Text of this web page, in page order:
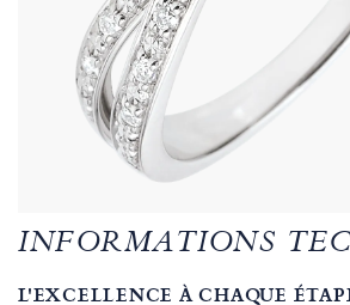
INFORMATIONS
L'EXCELLENCE À CHAQUE